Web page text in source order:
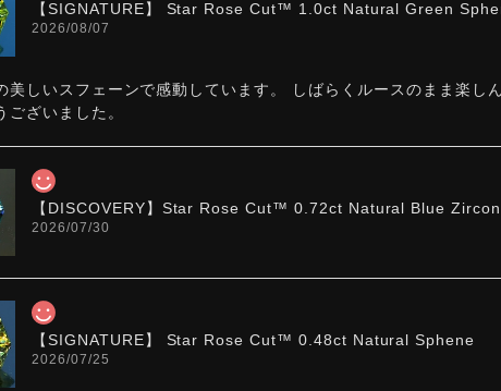
【SIGNATURE】 Star Rose Cut™️ 1.0ct Natural Green
2026/08/07
美しいスフェーンで感動しています。 しばらくルースのまま楽し
ございました。
【DISCOVERY】Star Rose Cut™️ 0.72ct Natural Blue Zircon
2026/07/30
【SIGNATURE】 Star Rose Cut™️ 0.48ct Natural Sphene
2026/07/25